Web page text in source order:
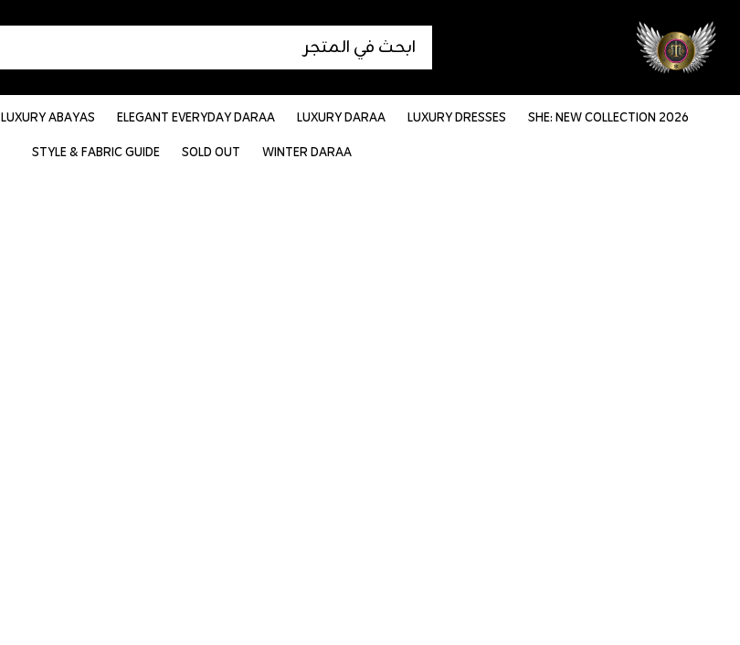
SHE: NEW COLLECTION 2026
LUXURY DRESSES
LUXURY DARAA
ELEGANT EVERYDAY DARAA
LUXURY ABAYAS
WINTER DARAA
SOLD OUT
STYLE & FABRIC GUIDE